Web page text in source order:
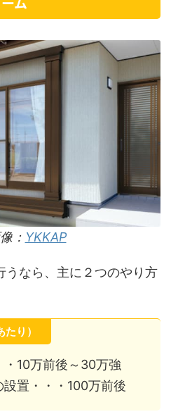
： YKKAP
うなら、主に２つのやり方
り）
・10万前後～30万強
設置・・・100万前後